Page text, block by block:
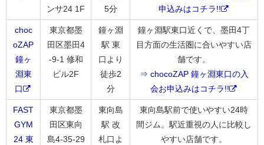
ンサ24 1F
5分
申込みはコチラ!!
choc
oZAP
鐘ヶ
淵東
口
東京都墨
田区墨田4
-9-1 修和
ビル2F
鐘ヶ淵
駅 東
口より
徒歩2
分
鐘ヶ淵駅東口近くで、墨田4丁
目方面の生活圏に合いやすい店
舗です。
⇒ chocoZAP 鐘ヶ淵東口の入
会お申込みはコチラ!!
FAST
GYM
24 東
東京都墨
田区東向
島4-35-29
東向島
駅 改
札口よ
東向島駅前で使いやすい24時
間ジム。駅近重視の人に比較し
やすい店舗です。